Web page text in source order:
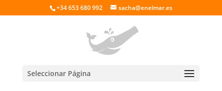
+34 653 680 992 sacha@enelmar.es
Seleccionar Página